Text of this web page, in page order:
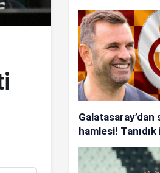
istiyorlar…
hamlesi!